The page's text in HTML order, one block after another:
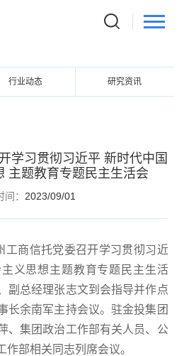
讯中心
行业动态 研究资讯
学习贯彻习近平 新时代中国
主题教育专题民主生活会
： 2023/09/01
工商信托党委召开学习贯彻习近
义思想主题教育专题民主生活
副总经理张志文到会指导并作点
长余南军主持会议。驻金投集团
、集团政治工作部有关人员、公
部相关同志列席会议。